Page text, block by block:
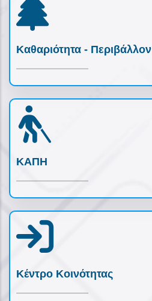
Καθαριότητα - Περιβάλλον
ΚΑΠΗ
Κέντρο Κοινότητας